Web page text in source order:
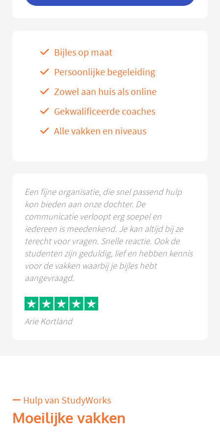
Bijles op maat
Persoonlijke begeleiding
Zowel aan huis als online
Gekwalificeerde coaches
Alle vakken en niveaus
Een fijne organisatie, die snel passend hulp
kon bieden aan onze dochter. De
communicatie verloopt erg soepel en
iedereen is meedenkend. Je kan altijd bij ze
terecht voor vragen. Snelle reactie. Ook de
studenten zijn geduldig, lief en hebben kennis
voor de vakken waarbij je bijles hebt
aangevraagd.
Arie Kortland
Hulp van StudyWorks
Moeilijke vakken